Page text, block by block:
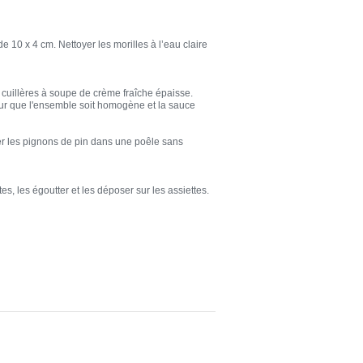
10 x 4 cm. Nettoyer les morilles à l’eau claire
à soupe de crème fraîche épaisse.
que l'ensemble soit homogène et la sauce
les pignons de pin dans une poêle sans
les égoutter et les déposer sur les assiettes.